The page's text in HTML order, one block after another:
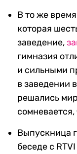
В то же
которая
заведение,
гимназия
и сильными
в заведении
решались
сомневается,
Выпускница
беседе с